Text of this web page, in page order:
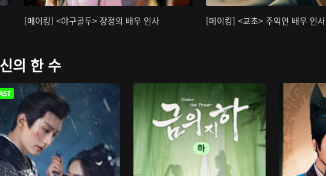
[메이킹] <야구골두> 장정의 배우 인사 [메이킹] <교초> 주익연 배우 인사
의 한 수